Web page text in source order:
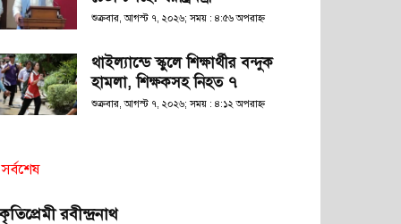
শুক্রবার, আগস্ট ৭, ২০২৬; সময় : ৪:৫৬ অপরাহ্ণ
থাইল্যান্ডে স্কুলে শিক্ষার্থীর বন্দুক
হামলা, শিক্ষকসহ নিহত ৭
শুক্রবার, আগস্ট ৭, ২০২৬; সময় : ৪:১২ অপরাহ্ণ
সর্বশেষ
রবীন্দ্রনাথ